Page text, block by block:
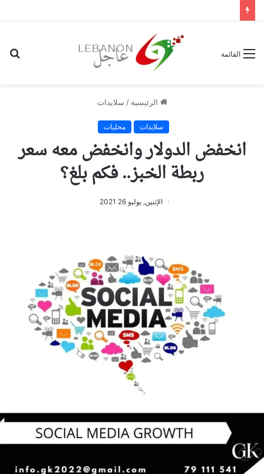
القائمة
الرئيسية / سلايدات
سلايدات محليات
انخفض الدولار وانخفض معه سعر
ربطة الخبز.. فكم بلغ؟
الإثنين, يوليو 26 2021